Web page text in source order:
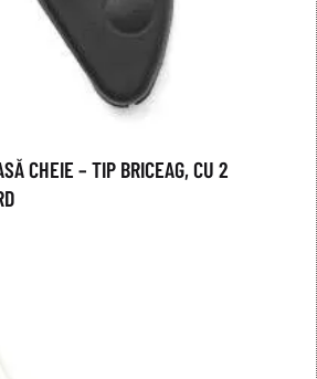
CHEIE – TIP BRICEAG, CU 2